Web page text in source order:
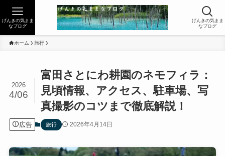
げんきの気まま
なブログ
げんきの気まま
なブログ
ホーム 旅行
富田さとにわ耕園のネモフィラ：
見頃情報、アクセス、駐車場、写
真撮影のコツまで徹底解説！
2026
4/06
広告 旅行 2026年4月14日